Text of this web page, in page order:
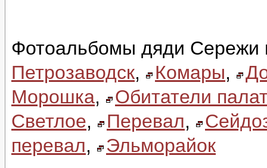
Фотоальбомы дяди Сережи
Петрозаводск, Комары,
Морошка,
Обитатели
Светлое, Перевал,
перевал, Эльморайок